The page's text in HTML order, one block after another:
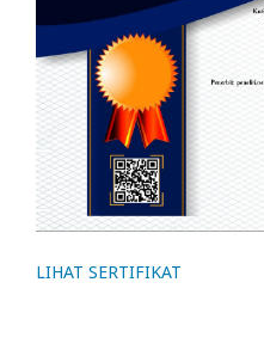
LIHAT SERTIFIKAT